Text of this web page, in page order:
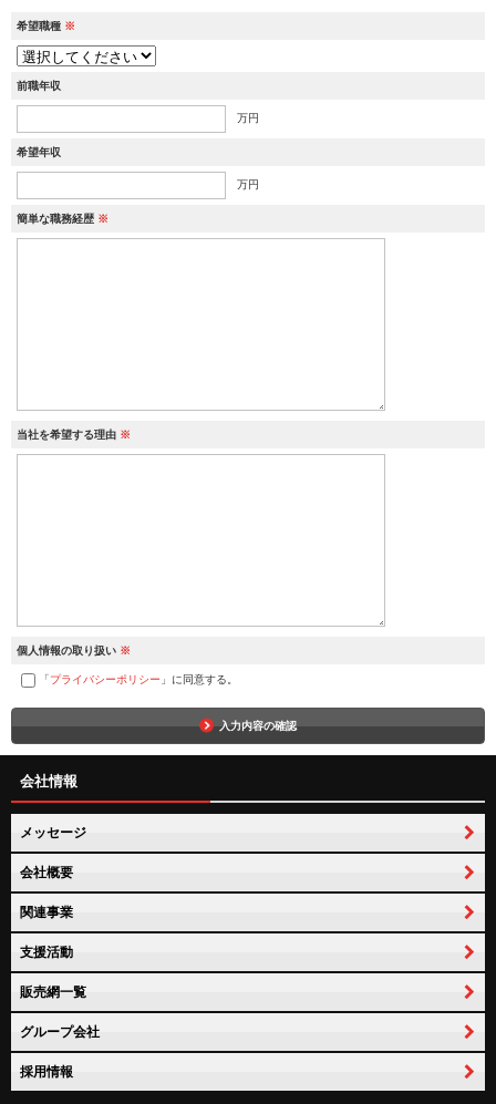
希望職種 ※
前職年収
万円
希望年収
万円
簡単な職務経歴 ※
当社を希望する理由 ※
個人情報の取り扱い ※
「プライバシーポリシー 」に同意する。
入力内容の確認
会社情報
メッセージ
会社概要
関連事業
支援活動
販売網一覧
グループ会社
採用情報